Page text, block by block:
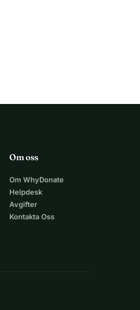
Om oss
Om WhyDonate
Helpdesk
Avgifter
Kontakta Oss